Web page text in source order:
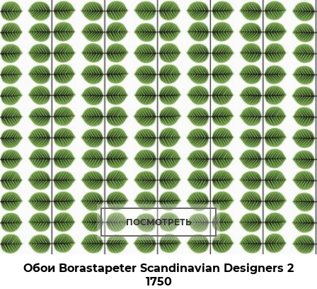
ПОСМОТРЕТЬ
Обои Borastapeter Scandinavian Designers 2
1750